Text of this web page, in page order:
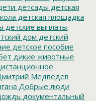
детсады детская
детская площадка
детские выплаты
дом детский
детское пособие
дикие животные
Медведев
Добрые люди
документальный